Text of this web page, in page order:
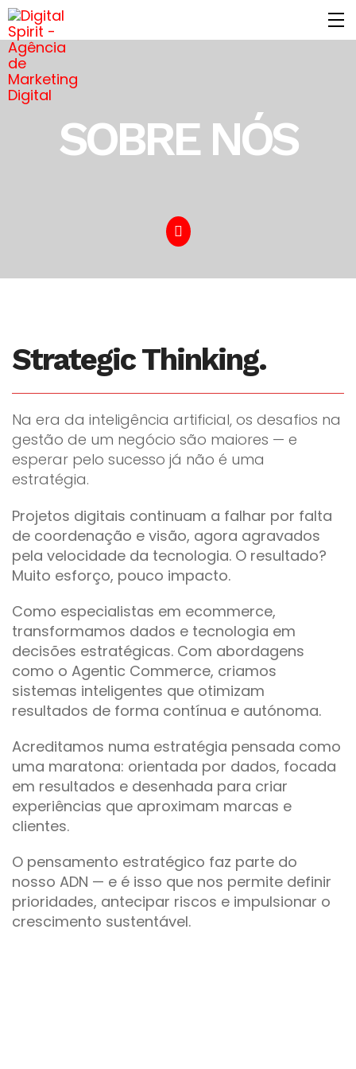
SOBRE NÓS
Strategic Thinking.
Na era da inteligência artificial, os desafios na
gestão de um negócio são maiores — e
esperar pelo sucesso já não é uma
estratégia.
Projetos digitais continuam a falhar por falta
de coordenação e visão, agora agravados
pela velocidade da tecnologia. O resultado?
Muito esforço, pouco impacto.
Como especialistas em ecommerce,
transformamos dados e tecnologia em
decisões estratégicas. Com abordagens
como o Agentic Commerce, criamos
sistemas inteligentes que otimizam
resultados de forma contínua e autónoma.
Acreditamos numa estratégia pensada como
uma maratona: orientada por dados, focada
em resultados e desenhada para criar
experiências que aproximam marcas e
clientes.
O pensamento estratégico faz parte do
nosso ADN — e é isso que nos permite definir
prioridades, antecipar riscos e impulsionar o
crescimento sustentável.